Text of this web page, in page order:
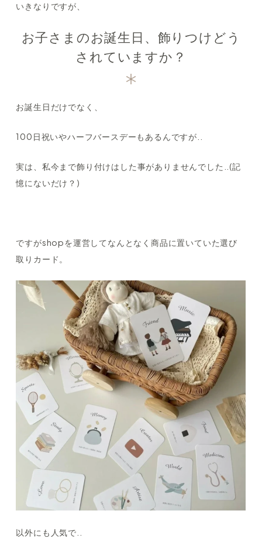
いきなりですが、
お子さまのお誕生日、飾りつけどう
されていますか？
お誕生日だけでなく、
100日祝いやハーフバースデーもあるんですが..
実は、私今まで飾り付けはした事がありませんでした..(記
憶にないだけ？)
ですがshopを運営してなんとなく商品に置いていた選び
取りカード。
以外にも人気で..